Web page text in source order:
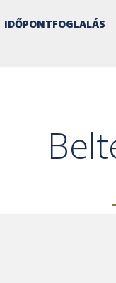
IDŐPONTFOGLALÁS